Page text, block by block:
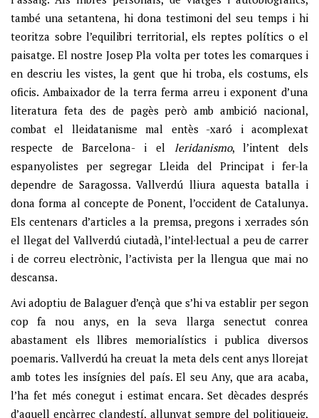
també una setantena, hi dona testimoni del seu temps i hi
teoritza sobre l’equilibri territorial, els reptes polítics o el
paisatge. El nostre Josep Pla volta per totes les comarques i
en descriu les vistes, la gent que hi troba, els costums, els
oficis. Ambaixador de la terra ferma arreu i exponent d’una
literatura feta des de pagès però amb ambició nacional,
combat el lleidatanisme mal entès -xaró i acomplexat
respecte de Barcelona- i el leridanismo, l’intent dels
espanyolistes per segregar Lleida del Principat i fer-la
dependre de Saragossa. Vallverdú lliura aquesta batalla i
dona forma al concepte de Ponent, l’occident de Catalunya.
Els centenars d’articles a la premsa, pregons i xerrades són
el llegat del Vallverdú ciutadà, l’intel·lectual a peu de carrer
i de correu electrònic, l’activista per la llengua que mai no
descansa.
Avi adoptiu de Balaguer d’ençà que s’hi va establir per segon
cop fa nou anys, en la seva llarga senectut conrea
abastament els llibres memorialístics i publica diversos
poemaris. Vallverdú ha creuat la meta dels cent anys llorejat
amb totes les insígnies del país. El seu Any, que ara acaba,
l’ha fet més conegut i estimat encara. Set dècades després
d’aquell encàrrec clandestí, allunyat sempre del politiqueig,